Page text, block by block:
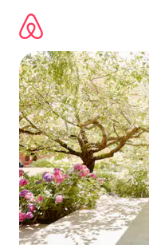
direct
naar
inhoud